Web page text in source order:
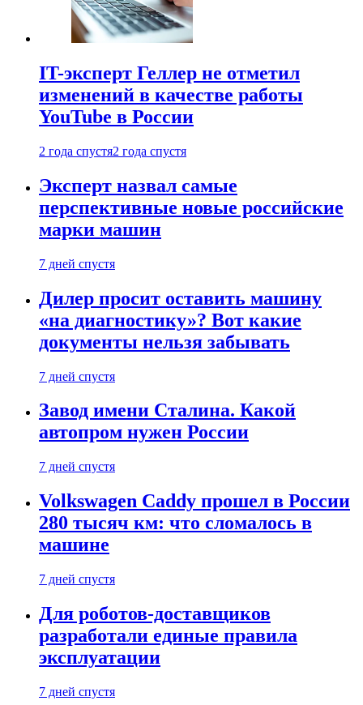
IT-эксперт Геллер не отметил
изменений в качестве работы
YouTube в России
2 года спустя2 года спустя
Эксперт назвал самые
перспективные новые российские
марки машин
7 дней спустя
Дилер просит оставить машину
«на диагностику»? Вот какие
документы нельзя забывать
7 дней спустя
Завод имени Сталина. Какой
автопром нужен России
7 дней спустя
Volkswagen Caddy прошел в России
280 тысяч км: что сломалось в
машине
7 дней спустя
Для роботов-доставщиков
разработали единые правила
эксплуатации
7 дней спустя